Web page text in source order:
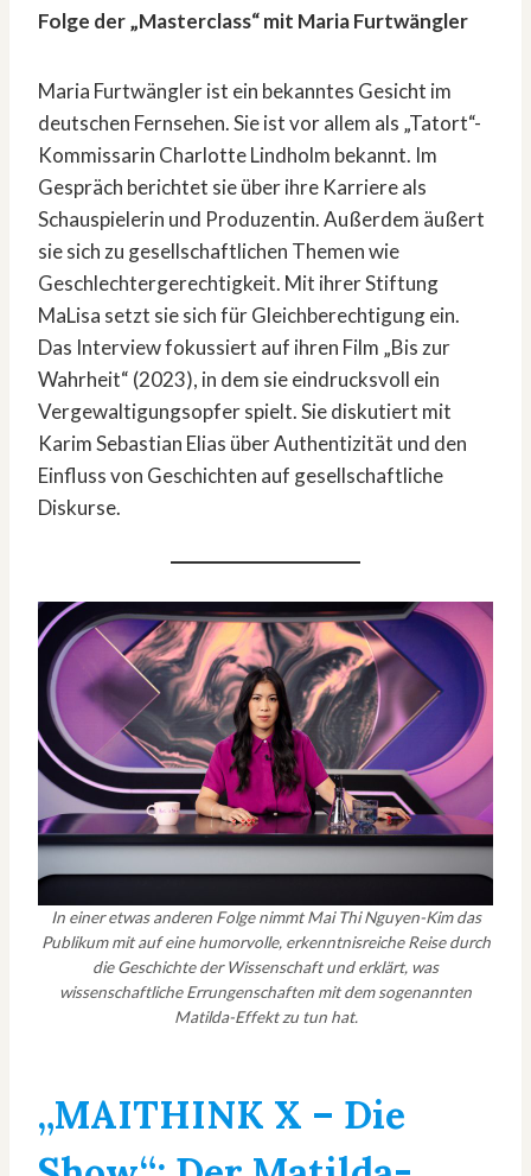
Folge der „Masterclass“ mit Maria Furtwängler
Maria Furtwängler ist ein bekanntes Gesicht im
deutschen Fernsehen. Sie ist vor allem als „Tatort“-
Kommissarin Charlotte Lindholm bekannt. Im
Gespräch berichtet sie über ihre Karriere als
Schauspielerin und Produzentin. Außerdem äußert
sie sich zu gesellschaftlichen Themen wie
Geschlechtergerechtigkeit. Mit ihrer Stiftung
MaLisa setzt sie sich für Gleichberechtigung ein.
Das Interview fokussiert auf ihren Film „Bis zur
Wahrheit“ (2023), in dem sie eindrucksvoll ein
Vergewaltigungsopfer spielt. Sie diskutiert mit
Karim Sebastian Elias über Authentizität und den
Einfluss von Geschichten auf gesellschaftliche
Diskurse.
In einer etwas anderen Folge nimmt Mai Thi Nguyen-Kim das
Publikum mit auf eine humorvolle, erkenntnisreiche Reise durch
die Geschichte der Wissenschaft und erklärt, was
wissenschaftliche Errungenschaften mit dem sogenannten
Matilda-Effekt zu tun hat.
„MAITHINK X – Die